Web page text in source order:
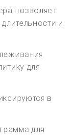
позволяет
и
для
в
для